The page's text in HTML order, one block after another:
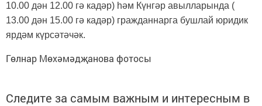
10.00 дән 12.00 гә кадәр) һәм Күнгәр авылларында (
13.00 дән 15.00 гә кадәр) гражданнарга бушлай юридик
ярдәм күрсәтәчәк.
Гөлнар Мөхәмәдҗанова фотосы
Следите за самым важным и интересным в